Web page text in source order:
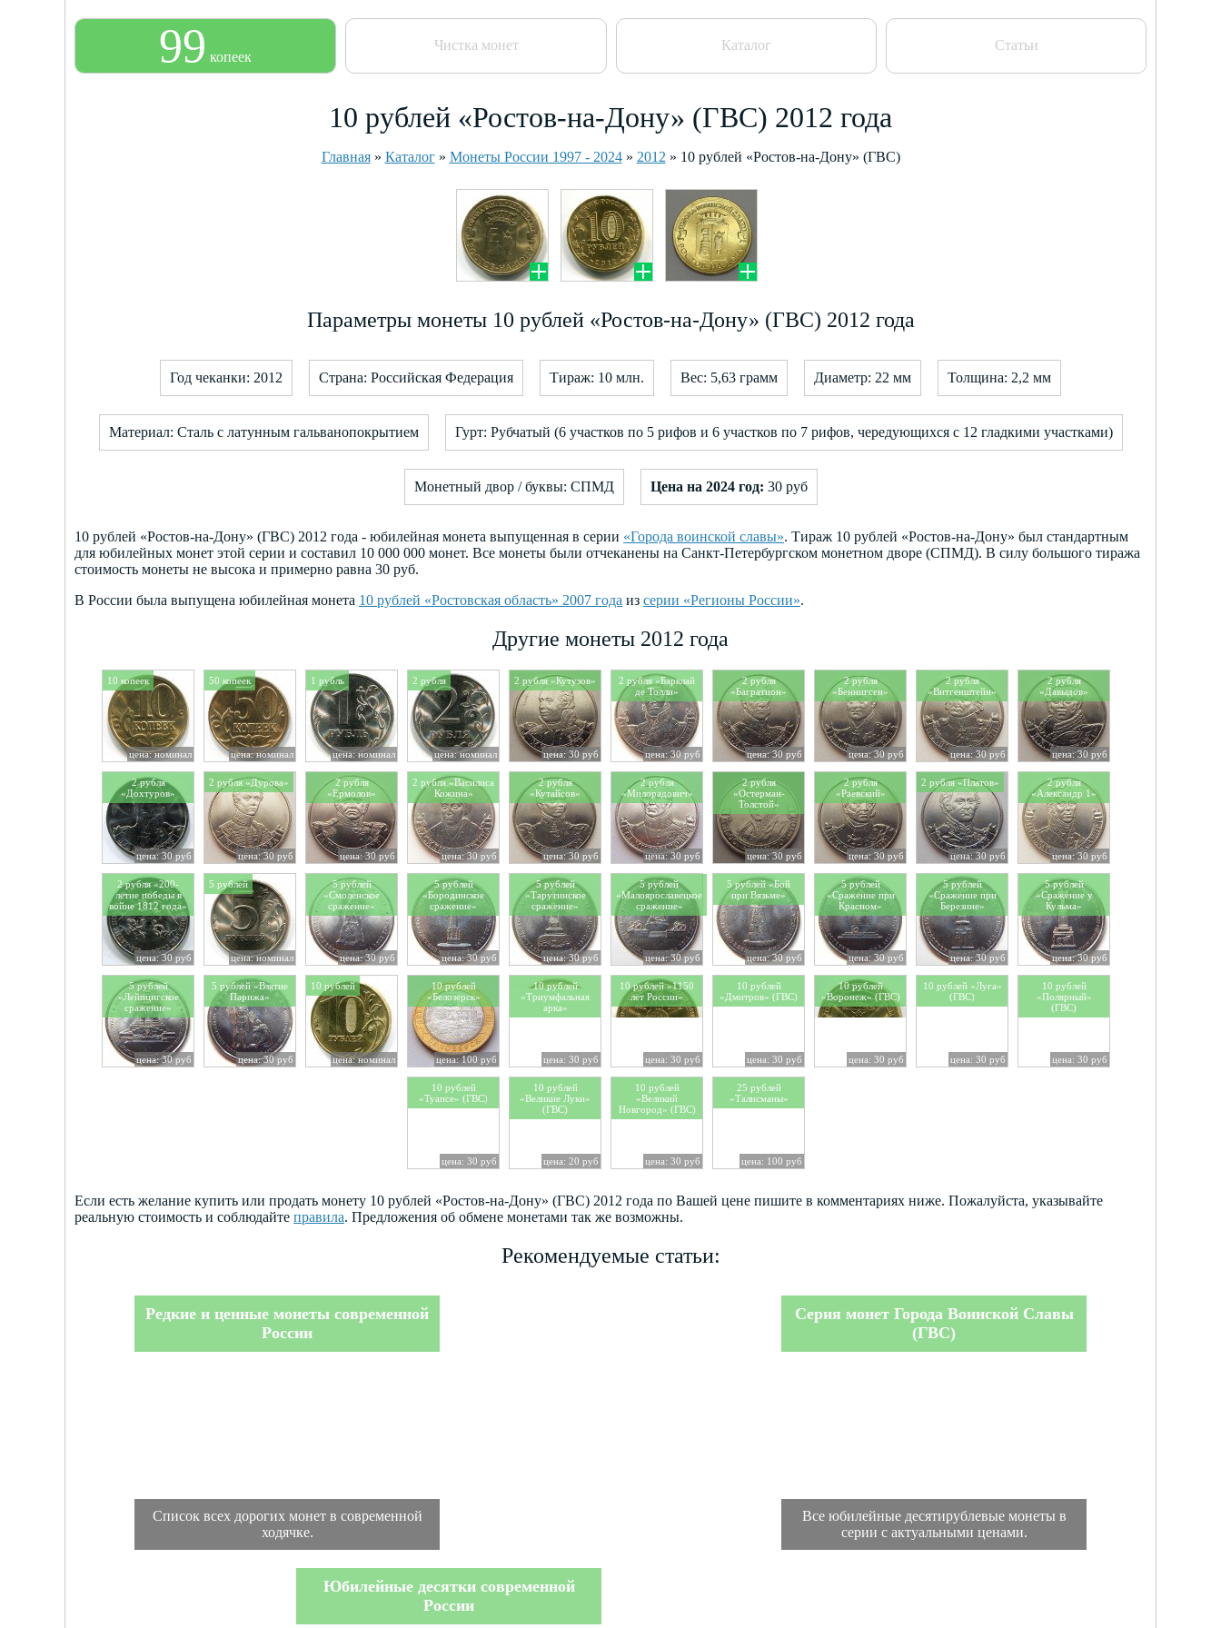
99 копеек
Чистка монет Каталог Статьи
10 рублей «Ростов-на-Дону» (ГВС) 2012 года
Главная» Каталог» Монеты России 1997 - 2024» 2012 » 10 рублей «Ростов-на-Дону» (ГВС)
Параметры монеты 10 рублей «Ростов-на-Дону» (ГВС) 2012 года
Год чеканки: 2012 Страна: Российская Федерация Тираж: 10 млн. Вес: 5,63 грамм Диаметр: 22 мм Толщина: 2,2 мм
Материал: Сталь с латунным гальванопокрытием Гурт: Рубчатый (6 участков по 5 рифов и 6 участков по 7 рифов, чередующихся с 12 гладкими участками)
Монетный двор / буквы: СПМД Цена на 2024 год: 30 руб
10 рублей «Ростов-на-Дону» (ГВС) 2012 года - юбилейная монета выпущенная в серии «Города воинской славы». Тираж 10 рублей «Ростов-на-Дону» был стандартным
для юбилейных монет этой серии и составил 10 000 000 монет. Все монеты были отчеканены на Санкт-Петербургском монетном дворе (СПМД). В силу большого тиража
стоимость монеты не высока и примерно равна 30 руб.
В России была выпущена юбилейная монета 10 рублей «Ростовская область» 2007 года из серии «Регионы России».
Другие монеты 2012 года
10 копеек
цена: номинал
50 копеек
цена: номинал
1 рубль
цена: номинал
2 рубля
цена: номинал
2 рубля «Кутузов»
цена: 30 руб
2 рубля «Барклай
де Толли»
цена: 30 руб
2 рубля
«Багратион»
цена: 30 руб
2 рубля
«Беннигсен»
цена: 30 руб
2 рубля
«Витгенштейн»
цена: 30 руб
2 рубля
«Давыдов»
цена: 30 руб
2 рубля
«Дохтуров»
цена: 30 руб
2 рубля «Дурова»
цена: 30 руб
2 рубля
«Ермолов»
цена: 30 руб
2 рубля «Василиса
Кожина»
цена: 30 руб
2 рубля
«Кутайсов»
цена: 30 руб
2 рубля
«Милорадович»
цена: 30 руб
2 рубля
«Остерман-
Толстой»
цена: 30 руб
2 рубля
«Раевский»
цена: 30 руб
2 рубля «Платов»
цена: 30 руб
2 рубля
«Александр 1»
цена: 30 руб
2 рубля «200-
летие победы в
войне 1812 года»
цена: 30 руб
5 рублей
цена: номинал
5 рублей
«Смоленское
сражение»
цена: 30 руб
5 рублей
«Бородинское
сражение»
цена: 30 руб
5 рублей
«Тарутинское
сражение»
цена: 30 руб
5 рублей
«Малоярославецкое
сражение»
цена: 30 руб
5 рублей «Бой
при Вязьме»
цена: 30 руб
5 рублей
«Cражение при
Красном»
цена: 30 руб
5 рублей
«Cражение при
Березине»
цена: 30 руб
5 рублей
«Cражение у
Кульма»
цена: 30 руб
5 рублей
«Лейпцигское
сражение»
цена: 30 руб
5 рублей «Взятие
Парижа»
цена: 30 руб
10 рублей
цена: номинал
10 рублей
«Белозерск»
цена: 100 руб
10 рублей
«Триумфальная
арка»
цена: 30 руб
10 рублей «1150
лет России»
цена: 30 руб
10 рублей
«Дмитров» (ГВС)
цена: 30 руб
10 рублей
«Воронеж» (ГВС)
цена: 30 руб
10 рублей «Луга»
(ГВС)
цена: 30 руб
10 рублей
«Полярный»
(ГВС)
цена: 30 руб
10 рублей
«Туапсе» (ГВС)
цена: 30 руб
10 рублей
«Великие Луки»
(ГВС)
цена: 20 руб
10 рублей
«Великий
Новгород» (ГВС)
цена: 30 руб
25 рублей
«Талисманы»
цена: 100 руб
Если есть желание купить или продать монету 10 рублей «Ростов-на-Дону» (ГВС) 2012 года по Вашей цене пишите в комментариях ниже. Пожалуйста, указывайте
реальную стоимость и соблюдайте правила. Предложения об обмене монетами так же возможны.
Рекомендуемые статьи:
Редкие и ценные монеты современной
России
Список всех дорогих монет в современной
ходячке.
Серия монет Города Воинской Славы
(ГВС)
Все юбилейные десятирублевые монеты в
серии с актуальными ценами.
Юбилейные десятки современной
России